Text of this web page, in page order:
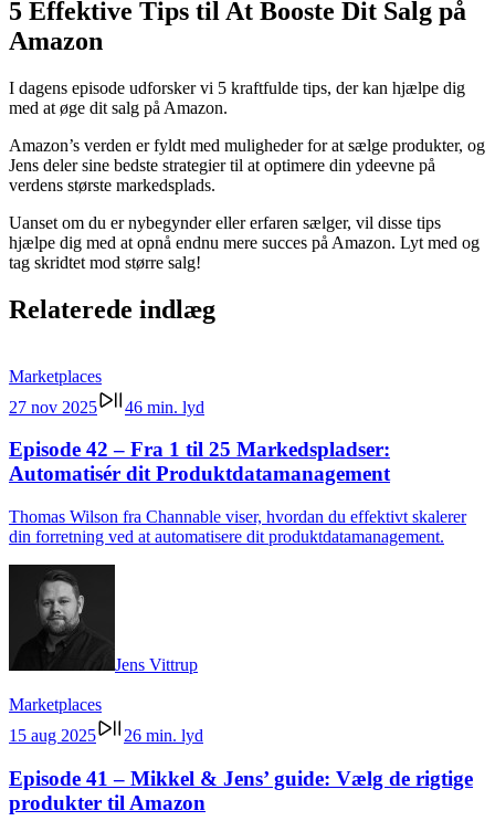
5 Effektive Tips til At Booste Dit Salg på
Amazon
I dagens episode udforsker vi 5 kraftfulde tips, der kan hjælpe dig
med at øge dit salg på Amazon.
Amazon’s verden er fyldt med muligheder for at sælge produkter, og
Jens deler sine bedste strategier til at optimere din ydeevne på
verdens største markedsplads.
Uanset om du er nybegynder eller erfaren sælger, vil disse tips
hjælpe dig med at opnå endnu mere succes på Amazon. Lyt med og
tag skridtet mod større salg!
Relaterede indlæg
Marketplaces
27 nov 2025
46 min. lyd
Episode 42 – Fra 1 til 25 Markedspladser:
Automatisér dit Produktdatamanagement
Thomas Wilson fra Channable viser, hvordan du effektivt skalerer
din forretning ved at automatisere dit produktdatamanagement.
Jens Vittrup
Marketplaces
15 aug 2025
26 min. lyd
Episode 41 – Mikkel & Jens’ guide: Vælg de rigtige
produkter til Amazon